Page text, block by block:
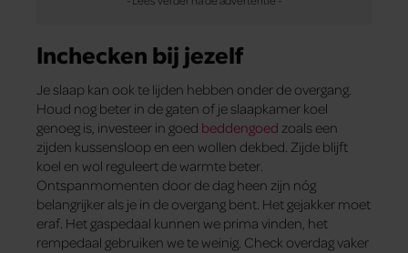
Inchecken bij jezelf
Je slaap kan ook te lijden hebben onder de overgang.
Houd nog beter in de gaten of je slaapkamer koel
genoeg is, investeer in goed beddengoed zoals een
zijden kussensloop en een wollen dekbed. Zijde blijft
koel en wol reguleert de warmte beter.
Ontspanmomenten door de dag heen zijn nóg
belangrijker als je in de overgang bent. Het gejakker moet
eraf. Het gaspedaal kunnen we prima vinden, het
rempedaal gebruiken we te weinig. Check overdag vaker